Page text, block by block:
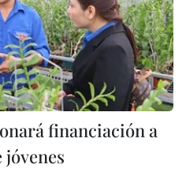
financiación a
jóvenes